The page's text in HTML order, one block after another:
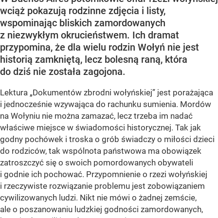
wciąż pokazują rodzinne zdjęcia i listy,
wspominając bliskich zamordowanych
z niezwykłym okrucieństwem. Ich dramat
przypomina, że dla wielu rodzin Wołyń nie jest
historią zamkniętą, lecz bolesną raną, która
do dziś nie została zagojona.
Lektura „Dokumentów zbrodni wołyńskiej” jest porażająca
i jednocześnie wzywająca do rachunku sumienia. Mordów
na Wołyniu nie można zamazać, lecz trzeba im nadać
właściwe miejsce w świadomości historycznej. Tak jak
godny pochówek i troska o grób świadczy o miłości dzieci
do rodziców, tak wspólnota państwowa ma obowiązek
zatroszczyć się o swoich pomordowanych obywateli
i godnie ich pochować. Przypomnienie o rzezi wołyńskiej
i rzeczywiste rozwiązanie problemu jest zobowiązaniem
cywilizowanych ludzi. Nikt nie mówi o żadnej zemście,
ale o poszanowaniu ludzkiej godności zamordowanych,